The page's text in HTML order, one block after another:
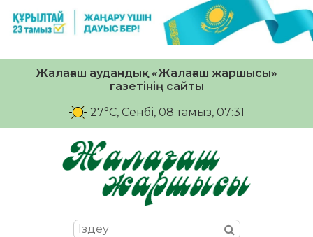
Жалағаш аудандық «Жалағаш жаршысы»
газетінің сайты
27°C, Сенбі, 08 тамыз, 07:31